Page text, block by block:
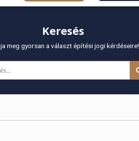
Keresés
meg gyorsan a választ építési jogi kérdéseire!